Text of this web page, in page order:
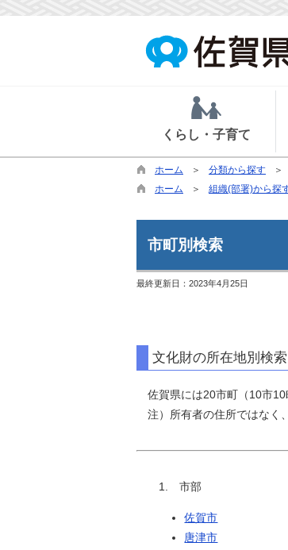
くらし・子育て
ホーム 分類から探す
ホーム
組織(部署)から探
市町別検索
最終更新日： 2023年4月25日
文化財の所在地別検索
佐賀県には20市町（10市10
注）所有者の住所ではなく
1. 市部
佐賀市
唐津市